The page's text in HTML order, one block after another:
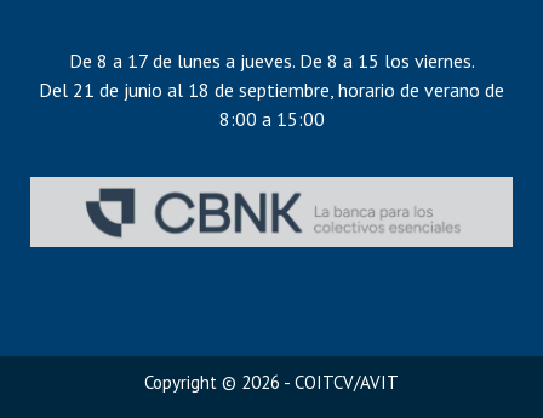
De 8 a 17 de lunes a jueves. De 8 a 15 los viernes.
Del 21 de junio al 18 de septiembre, horario de verano de
8:00 a 15:00
Copyright © 2026 - COITCV/AVIT